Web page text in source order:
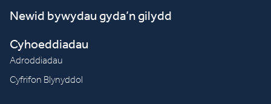
Newid bywydau gyda’n gilydd
Cyhoeddiadau
Adroddiadau
Cyfrifon Blynyddol